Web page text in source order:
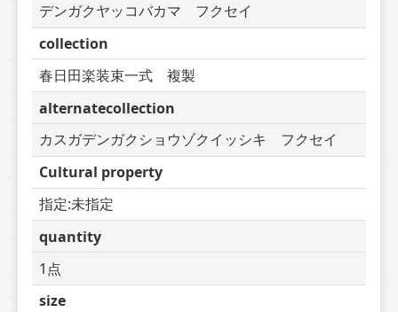
デンガクヤッコバカマ　フクセイ
collection
春日田楽装束一式　複製
alternatecollection
カスガデンガクショウゾクイッシキ　フクセイ
Cultural property
指定:未指定
quantity
1点
size